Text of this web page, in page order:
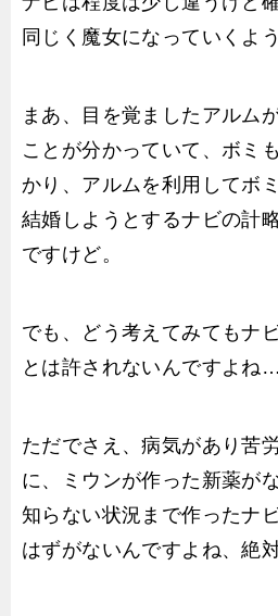
同じく魔女になっていくよ
まあ、目を覚ましたアルム
ことが分かっていて、ボミ
かり、アルムを利用してボ
結婚しようとするナビの計
ですけど。
でも、どう考えてみてもナ
とは許されないんですよね…
ただでさえ、病気があり苦
に、ミウンが作った新薬が
知らない状況まで作ったナ
はずがないんですよね、絶対